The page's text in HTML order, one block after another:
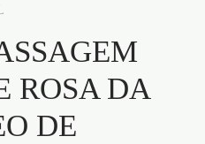
ROSA DA
DE